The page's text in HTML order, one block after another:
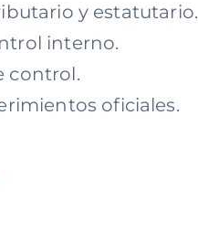
y estatutario.
interno.
control.
oficiales.